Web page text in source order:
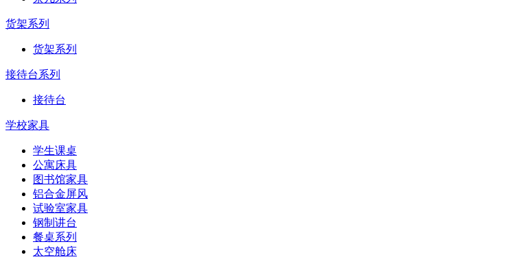
货架系列
货架系列
接待台系列
接待台
学校家具
学生课桌
公寓床具
图书馆家具
铝合金屏风
试验室家具
钢制讲台
餐桌系列
太空舱床